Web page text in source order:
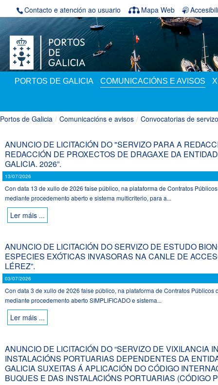
Volver ao contido
Contacto e atención ao usuario Mapa Web
PORTOS DE GALICIA COMUNICACIÓNS E AVISOS
Portos de Galicia / Comunicacións e avisos / Convocatorias de
ANUNCIO DE LICITACIÓN DO "SERVIZO PARA A
REDACCIÓN DE PROXECTOS DE DRAGAXE DA
GALICIA. 2026”.
13/07/2026
Con data 13 de xullo de 2026 faise público, na plataforma de Contratos
mediante procedemento aberto e sistema multicriterio, para a...
Ler máis ...
ANUNCIO DE LICITACIÓN DO SERVIZO DE ESTUDO
ESPECIES EXÓTICAS INVASORAS NA CANLE DE
LÉREZ”.
03/07/2026
Con data 3 de xullo de 2026 faise público, na plataforma de Contratos
mediante procedemento aberto SIMPLIFICADO e sistema...
Ler máis ...
ANUNCIO DE LICITACIÓN DO “SERVIZO DE VIXILANCIA
INSTALACIÓNS PORTUARIAS DEPENDENTES DA
GALICIA SUXEITAS Á APLICACIÓN DO CÓDIGO
BUQUES E DAS INSTALACIÓNS PORTUARIAS (CÓDIGO